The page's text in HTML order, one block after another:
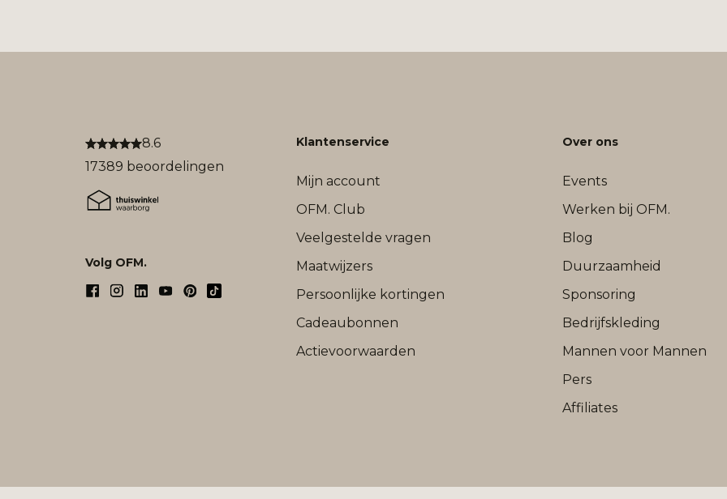
8.6
17389 beoordelingen
Volg OFM.
Klantenservice
Mijn account
OFM. Club
Veelgestelde vragen
Maatwijzers
Persoonlijke kortingen
Cadeaubonnen
Actievoorwaarden
Over ons
Events
Werken bij OFM.
Blog
Duurzaamheid
Sponsoring
Bedrijfskleding
Mannen voor Mannen
Pers
Affiliates